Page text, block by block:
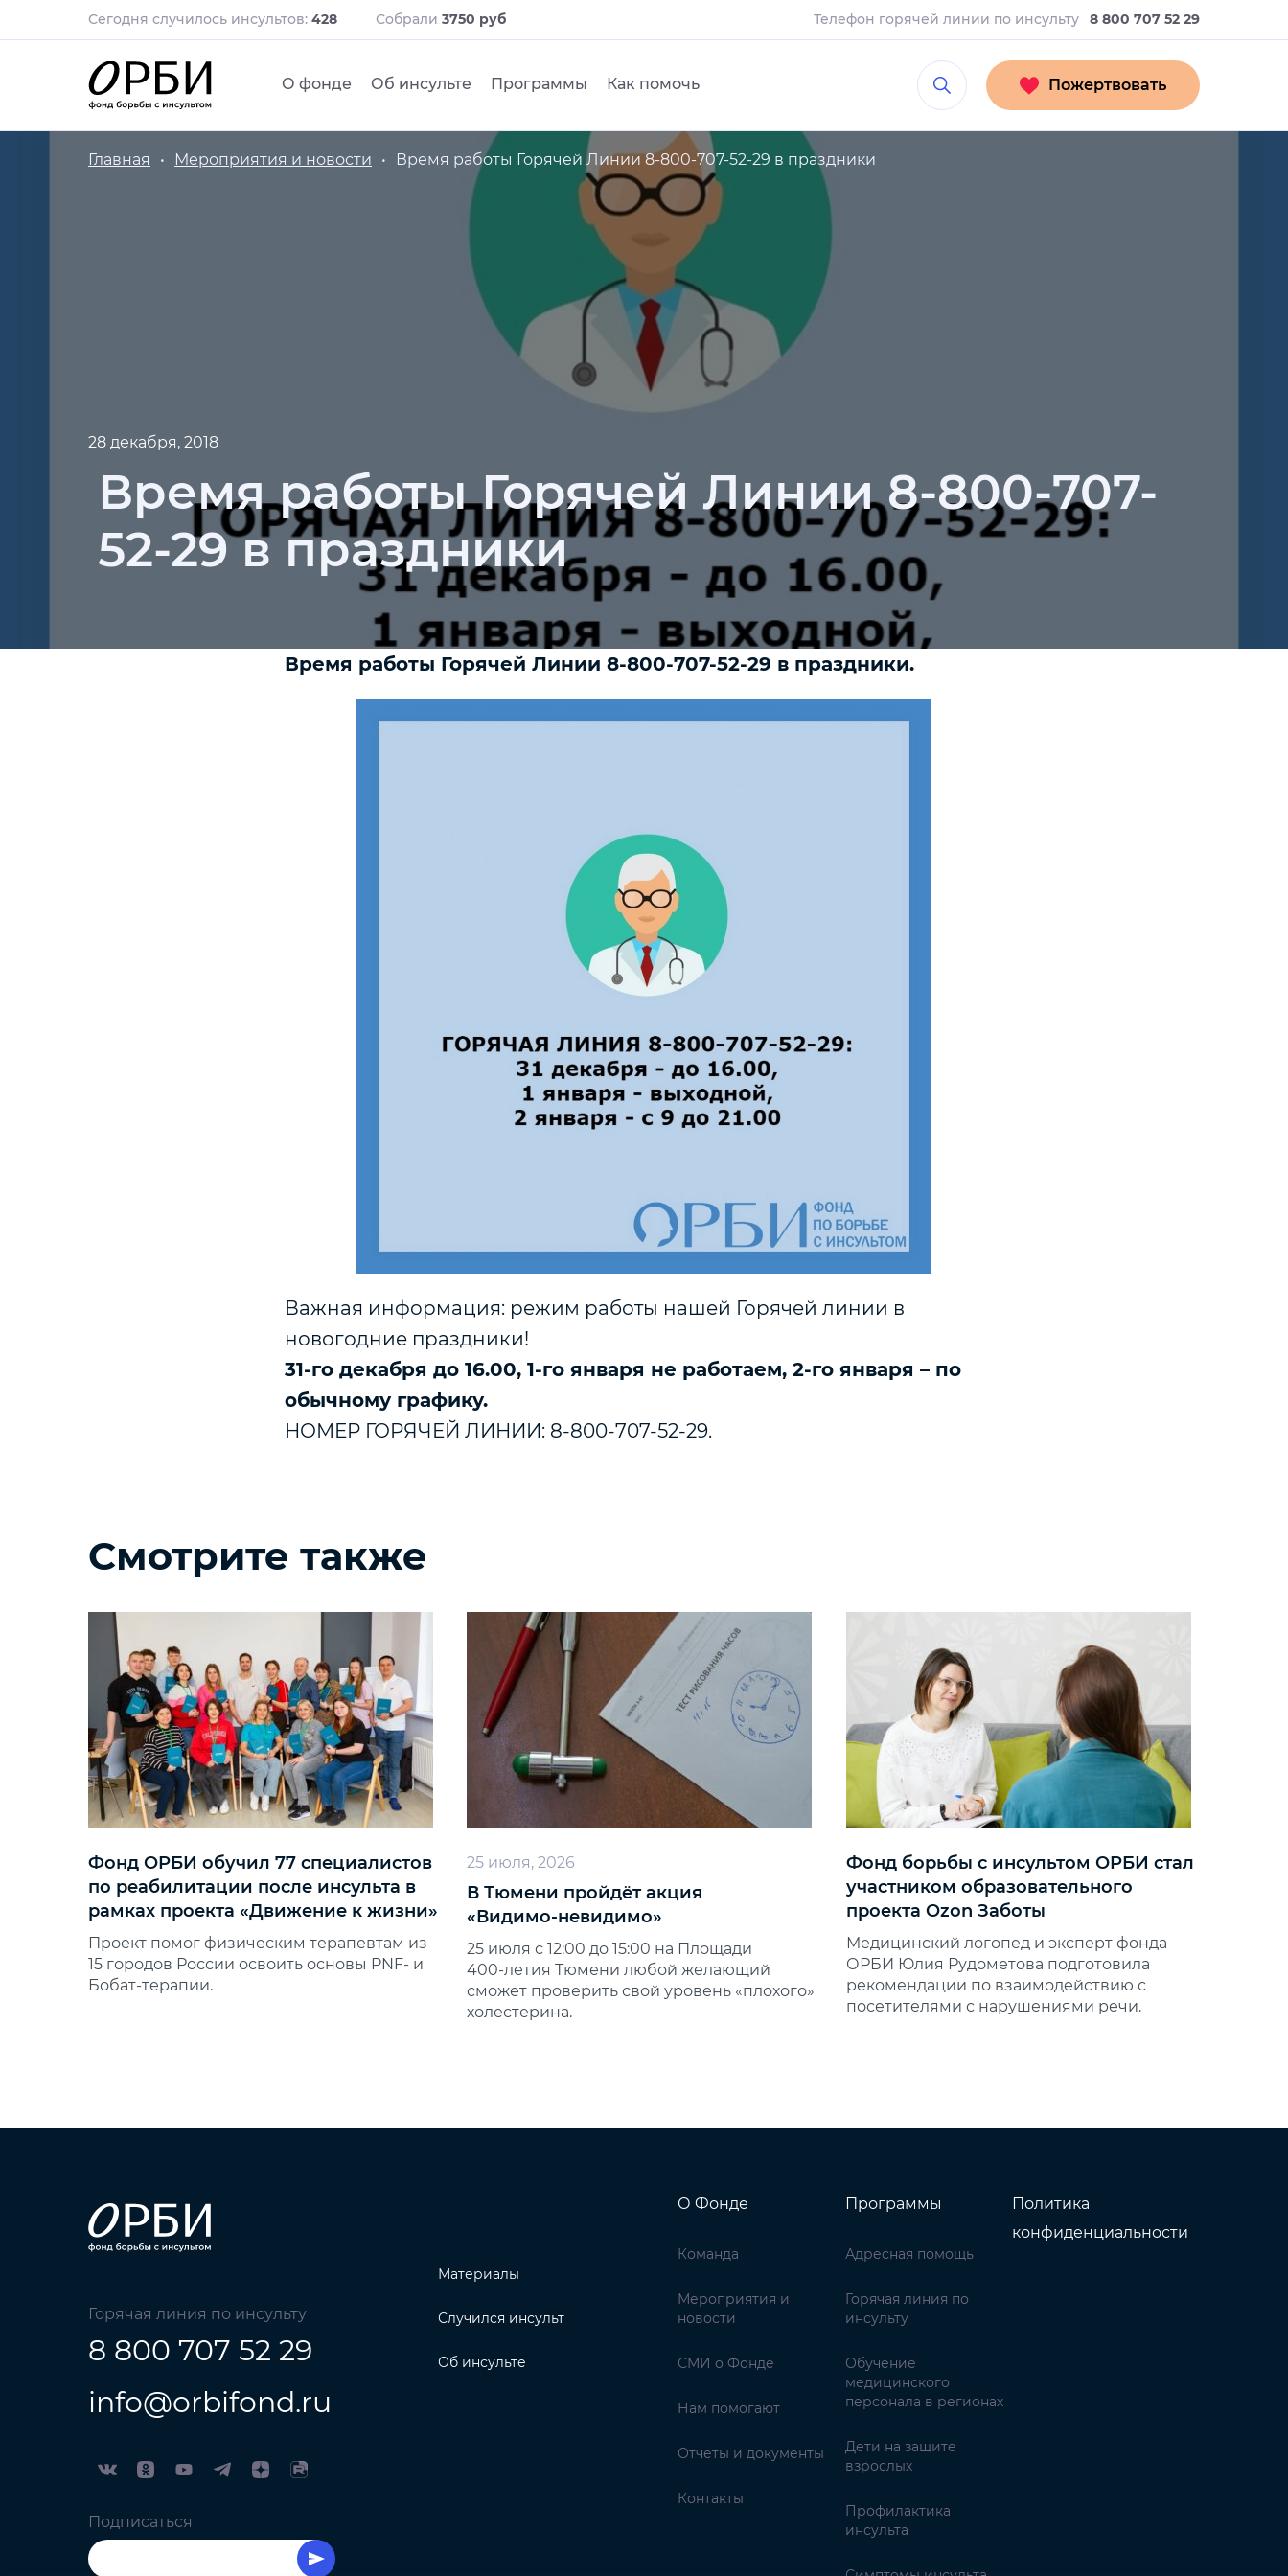
Сегодня случилось инсультов: 428 Собрали 3750 руб Телефон горячей линии по инсульту 8 800 707 52 29
О фонде Об инсульте Программы Как помочь Пожертвовать
Главная Мероприятия и новости Время работы Горячей Линии 8-800-707-52-29 в праздники
28 декабря, 2018
Время работы Горячей Линии 8-800-707-
52-29 в праздники
Время работы Горячей Линии 8-800-707-52-29 в праздники.
Важная информация: режим работы нашей Горячей линии в
новогодние праздники!
31-го декабря до 16.00, 1-го января не работаем, 2-го января – по
обычному графику.
НОМЕР ГОРЯЧЕЙ ЛИНИИ: 8-800-707-52-29.
Смотрите также
Фонд ОРБИ обучил 77 специалистов
по реабилитации после инсульта в
рамках проекта «Движение к жизни»
Проект помог физическим терапевтам из
15 городов России освоить основы PNF‑ и
Бобат‑терапии.
25 июля, 2026
В Тюмени пройдёт акция
«Видимо‑невидимо»
25 июля с 12:00 до 15:00 на Площади
400‑летия Тюмени любой желающий
сможет проверить свой уровень «плохого»
холестерина.
Фонд борьбы с инсультом ОРБИ стал
участником образовательного
проекта Ozon Заботы
Медицинский логопед и эксперт фонда
ОРБИ Юлия Рудометова подготовила
рекомендации по взаимодействию с
посетителями с нарушениями речи.
Горячая линия по инсульту
8 800 707 52 29
info@orbifond.ru
Подписаться
Материалы
Случился инсульт
Об инсульте
О Фонде
Команда
Мероприятия и
новости
СМИ о Фонде
Нам помогают
Отчеты и документы
Контакты
Программы
Адресная помощь
Горячая линия по
инсульту
Обучение
медицинского
персонала в регионах
Дети на защите
взрослых
Профилактика
инсульта
Политика
конфиденциальности